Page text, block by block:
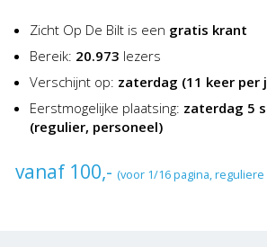
Zicht Op De Bilt is een gratis krant
Bereik: 20.973 lezers
Verschijnt op: zaterdag (11 keer per
Eerstmogelijke plaatsing: zaterdag 5
(regulier, personeel)
vanaf 100,- (voor 1/16 pagina,